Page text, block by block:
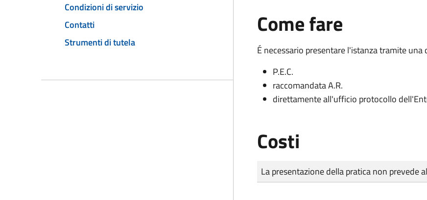
Condizioni di servizio
Contatti
Strumenti di tutela
Come fare
É necessario presentare l'istanza tramite una
P.E.C.
raccomandata A.R.
direttamente all'ufficio protocollo
Costi
Tipo di pagamento
Importo
La presentazione della pratica non prevede